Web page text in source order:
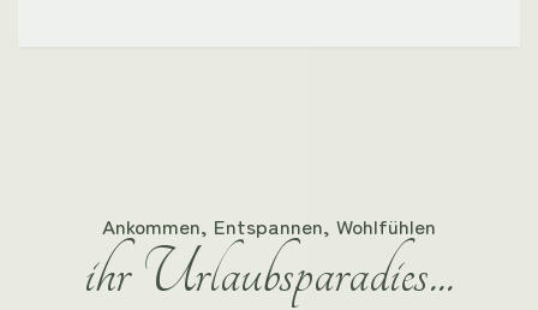
Ankommen, Entspannen, Wohlfühlen
ihr Urlaubsparadies...